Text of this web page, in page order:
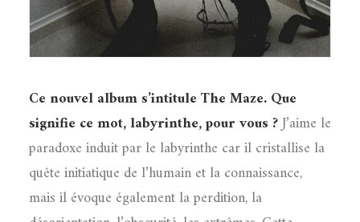
Ce nouvel album s’intitule The Maze. Que
signifie ce mot, labyrinthe, pour vous ?J’aime le
paradoxe induit par le labyrinthe car il cristallise la
quête initiatique de l’humain et la connaissance,
mais il évoque également la perdition, la